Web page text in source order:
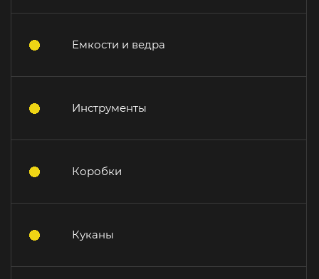
Емкости и ведра
Инструменты
Коробки
Куканы